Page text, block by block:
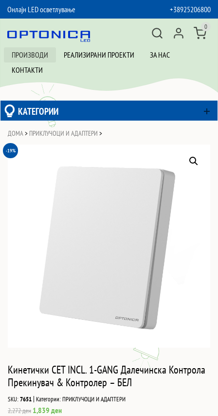
Онлајн LED осветлување
+38925206800
ПРОИЗВОДИ РЕАЛИЗИРАНИ ПРОЕКТИ
ЗА НАС
КОНТАКТИ
0
КАТЕГОРИИ
ДОМА > ПРИКЛУЧОЦИ И АДАПТЕРИ >
-19%
Кинетички СЕТ INCL. 1-GANG Далечинска Контрола
Прекинувач & Контролер – БЕЛ
SKU:7651 | Категории:ПРИКЛУЧОЦИ И АДАПТЕРИ
2,272ден Original
1,839 денCurrent